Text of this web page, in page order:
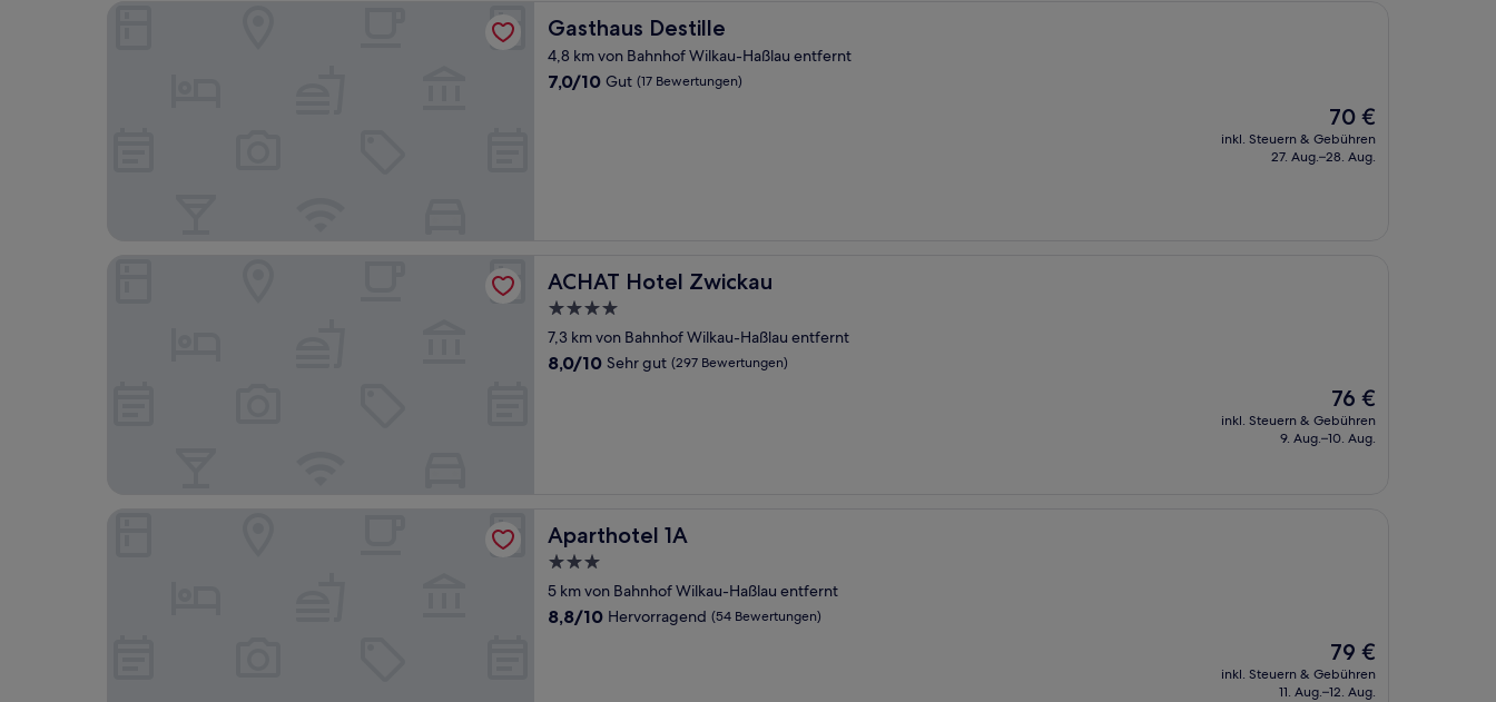
Gasthaus Destille
Gasthaus Destille
4,8 km von Bahnhof Wilkau-Haßlau entfernt
7.0
7,0/10 Gut (17 Bewertungen)
Der
Preis
beträgt
70 €
inkl. Steuern & Gebühren
27. Aug.–28. Aug.
ACHAT Hotel Zwickau
ACHAT Hotel Zwickau
4.0-
Sterne-
Unterkunft
7,3 km von Bahnhof Wilkau-Haßlau entfernt
8.0
8,0/10 Sehr gut (297 Bewertungen)
Der
Preis
beträgt
76 €
inkl. Steuern & Gebühren
9. Aug.–10. Aug.
Aparthotel 1A
Aparthotel 1A
3.0-
Sterne-
Unterkunft
5 km von Bahnhof Wilkau-Haßlau entfernt
8.8
8,8/10 Hervorragend (54 Bewertungen)
Der
Preis
beträgt
79 €
inkl. Steuern & Gebühren
11. Aug.–12. Aug.